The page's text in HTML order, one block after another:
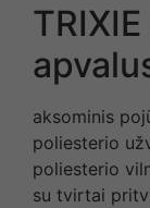
aksominis
poliesterio
poliesterio
su tvirtai